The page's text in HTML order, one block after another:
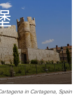
in Cartagena, Spain